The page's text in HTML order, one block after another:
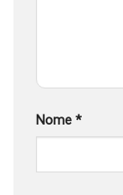
Nome *